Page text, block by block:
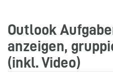
Outlook
anzeigen,
(inkl. Video)